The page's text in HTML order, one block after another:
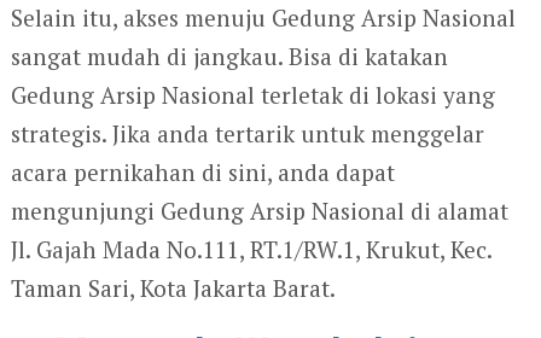
Selain itu, akses menuju Gedung Arsip Nasional
sangat mudah di jangkau. Bisa di katakan
Gedung Arsip Nasional terletak di lokasi yang
strategis. Jika anda tertarik untuk menggelar
acara pernikahan di sini, anda dapat
mengunjungi Gedung Arsip Nasional di alamat
Jl. Gajah Mada No.111, RT.1/RW.1, Krukut, Kec.
Taman Sari, Kota Jakarta Barat.